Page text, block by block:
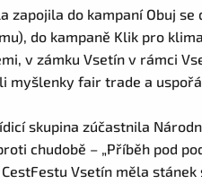
zapojila do kampaní Obuj
do kampaně Klik pro
v zámku Vsetín v rámci
myšlenky fair trade a
skupina zúčastnila
chudobě – „Příběh pod
Vsetín měla